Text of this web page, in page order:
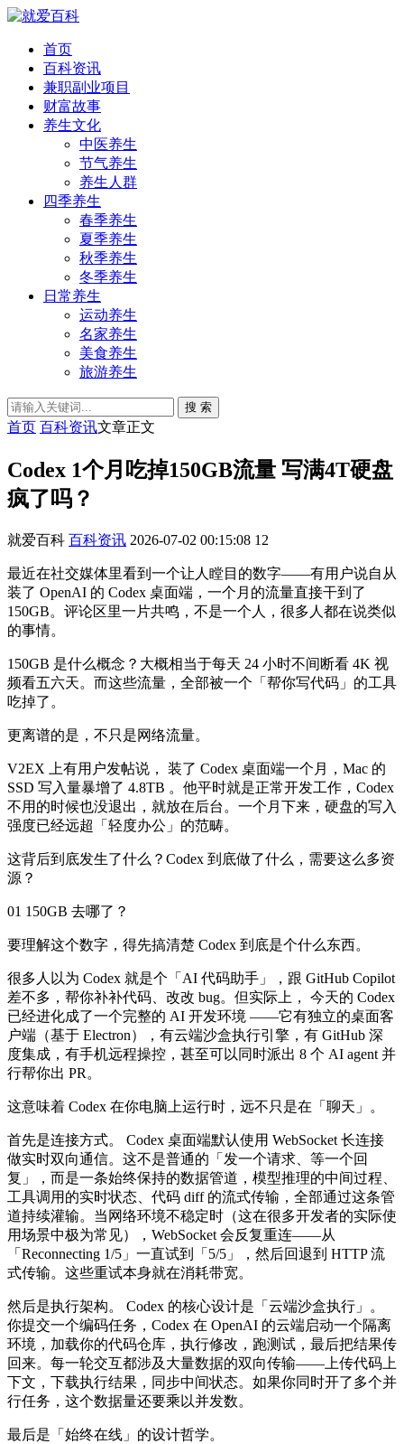
首页
百科资讯
兼职副业项目
财富故事
养生文化
中医养生
节气养生
养生人群
四季养生
春季养生
夏季养生
秋季养生
冬季养生
日常养生
运动养生
名家养生
美食养生
旅游养生
搜 索
首页 百科资讯文章正文
Codex 1个月吃掉150GB流量 写满4T硬盘
疯了吗？
就爱百科 百科资讯 2026-07-02 00:15:08 12
最近在社交媒体里看到一个让人瞠目的数字——有用户说自从
装了 OpenAI 的 Codex 桌面端，一个月的流量直接干到了
150GB。评论区里一片共鸣，不是一个人，很多人都在说类似
的事情。
150GB 是什么概念？大概相当于每天 24 小时不间断看 4K 视
频看五六天。而这些流量，全部被一个「帮你写代码」的工具
吃掉了。
更离谱的是，不只是网络流量。
V2EX 上有用户发帖说， 装了 Codex 桌面端一个月，Mac 的
SSD 写入量暴增了 4.8TB 。他平时就是正常开发工作，Codex
不用的时候也没退出，就放在后台。一个月下来，硬盘的写入
强度已经远超「轻度办公」的范畴。
这背后到底发生了什么？Codex 到底做了什么，需要这么多资
源？
01 150GB 去哪了？
要理解这个数字，得先搞清楚 Codex 到底是个什么东西。
很多人以为 Codex 就是个「AI 代码助手」，跟 GitHub Copilot
差不多，帮你补补代码、改改 bug。但实际上， 今天的 Codex
已经进化成了一个完整的 AI 开发环境 ——它有独立的桌面客
户端（基于 Electron），有云端沙盒执行引擎，有 GitHub 深
度集成，有手机远程操控，甚至可以同时派出 8 个 AI agent 并
行帮你出 PR。
这意味着 Codex 在你电脑上运行时，远不只是在「聊天」。
首先是连接方式。 Codex 桌面端默认使用 WebSocket 长连接
做实时双向通信。这不是普通的「发一个请求、等一个回
复」，而是一条始终保持的数据管道，模型推理的中间过程、
工具调用的实时状态、代码 diff 的流式传输，全部通过这条管
道持续灌输。当网络环境不稳定时（这在很多开发者的实际使
用场景中极为常见），WebSocket 会反复重连——从
「Reconnecting 1/5」一直试到「5/5」，然后回退到 HTTP 流
式传输。这些重试本身就在消耗带宽。
然后是执行架构。 Codex 的核心设计是「云端沙盒执行」。
你提交一个编码任务，Codex 在 OpenAI 的云端启动一个隔离
环境，加载你的代码仓库，执行修改，跑测试，最后把结果传
回来。每一轮交互都涉及大量数据的双向传输——上传代码上
下文，下载执行结果，同步中间状态。如果你同时开了多个并
行任务，这个数据量还要乘以并发数。
最后是「始终在线」的设计哲学。